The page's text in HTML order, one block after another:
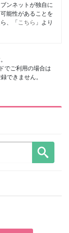
ンネットが独自に
能性があることを
、「 こちら 」より
でご利用の場合は
できません。